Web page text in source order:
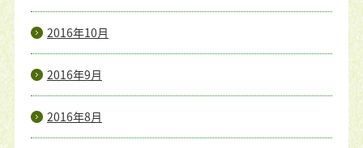
2016年10月
2016年9月
2016年8月